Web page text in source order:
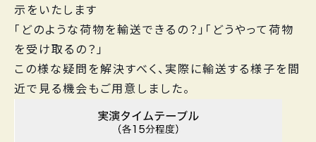
示をいたします
「どのような荷物を輸送できるの？」「どうやって荷物
を受け取るの？」
この様な疑問を解決すべく、実際に輸送する様子を間
近で見る機会もご用意しました。